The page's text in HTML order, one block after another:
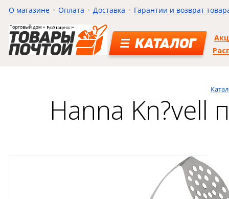
О магазине Оплата Доставка Гарантии и возврат
КАТАЛОГ
Hanna Kn?vell